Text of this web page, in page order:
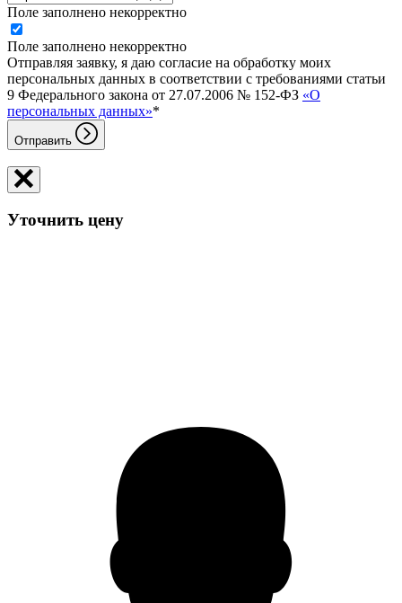
Поле заполнено некорректно
Поле заполнено некорректно
Отправляя заявку, я даю согласие на обработку моих
персональных данных в соответствии с требованиями статьи
9 Федерального закона от 27.07.2006 № 152-ФЗ «О
персональных данных»*
Отправить
Уточнить цену